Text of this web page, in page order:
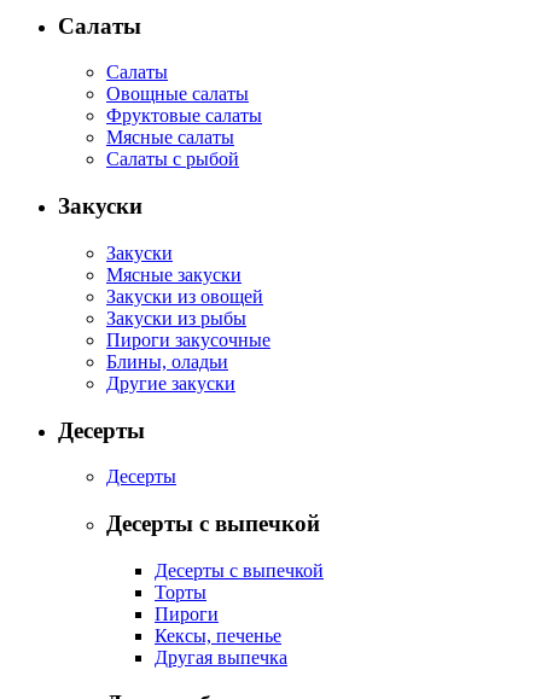
Салаты
Салаты
Овощные салаты
Фруктовые салаты
Мясные салаты
Салаты с рыбой
Закуски
Закуски
Мясные закуски
Закуски из овощей
Закуски из рыбы
Пироги закусочные
Блины, оладьи
Другие закуски
Десерты
Десерты
Десерты с выпечкой
Десерты с выпечкой
Торты
Пироги
Кексы, печенье
Другая выпечка